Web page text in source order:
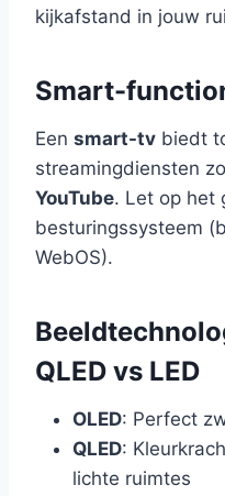
kijkafstand in jouw
Smart-
Een smart-tv biedt
streamingdiensten
YouTube. Let op het
besturingssysteem
WebOS).
QLED vs LED
OLED: Perfect
QLED:
lichte ruimtes